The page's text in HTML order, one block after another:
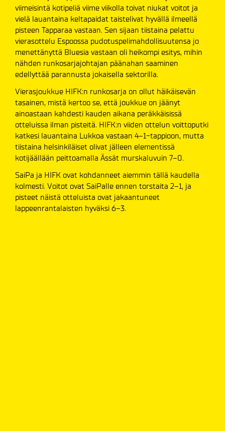
viimeisintä kotipeliä viime viikolla toivat niukat voitot ja
vielä lauantaina keltapaidat taistelivat hyvällä ilmeellä
pisteen Tapparaa vastaan. Sen sijaan tiistaina pelattu
vierasottelu Espoossa pudotuspelimahdollisuutensa jo
menettänyttä Bluesia vastaan oli heikompi esitys, mihin
nähden runkosarjajohtajan päänahan saaminen
edellyttää parannusta jokaisella sektorilla.
Vierasjoukkue HIFK:n runkosarja on ollut häikäisevän
tasainen, mistä kertoo se, että joukkue on jäänyt
ainoastaan kahdesti kauden aikana peräkkäisissä
otteluissa ilman pisteitä. HIFK:n viiden ottelun voittoputki
katkesi lauantaina Lukkoa vastaan 4–1-tappioon, mutta
tiistaina helsinkiläiset olivat jälleen elementissä
kotijäällään peittoamalla Ässät murskaluvuin 7–0.
SaiPa ja HIFK ovat kohdanneet aiemmin tällä kaudella
kolmesti. Voitot ovat SaiPalle ennen torstaita 2–1, ja
pisteet näistä otteluista ovat jakaantuneet
lappeenrantalaisten hyväksi 6–3.